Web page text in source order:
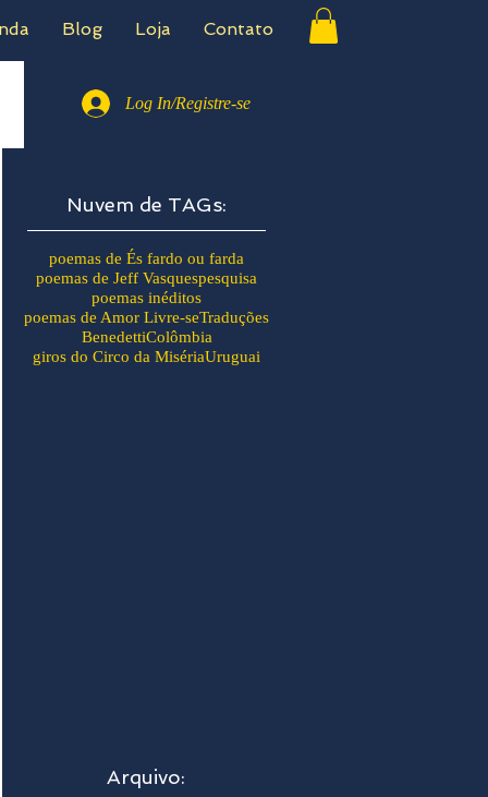
Blog Loja Contato
Log In/Registre-se
Nuvem de TAGs:
poemas de És fardo ou farda
poemas de Jeff Vasquespesquisa
poemas inéditos
poemas de Amor Livre-seTraduções
BenedettiColômbia
giros do Circo da MisériaUruguai
Arquivo: